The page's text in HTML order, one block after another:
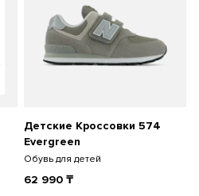
Детские Кроссовки 574
Evergreen
Обувь для детей
62 990 ₸